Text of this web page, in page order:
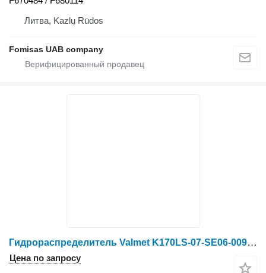
Литва, Kazlų Rūdos
Fomisas UAB company
Гидрораспределитель Valmet K170LS-07-SE06-009 5061010 для форвардера Valmet 890.2 890.3
Цена по запросу